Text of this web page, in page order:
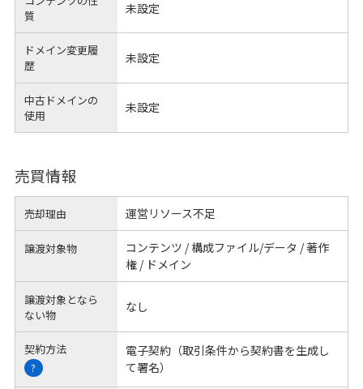
質
未設定
ドメイン変更履
歴
未設定
中古ドメインの
使用
未設定
売買情報
売却理由 運営リソース不足
譲渡対象物
コンテンツ / 構成ファイル/データ / 著作
権 / ドメイン
譲渡対象となら
ない物
なし
契約方法
?
電子契約（取引条件から契約書を生成し
て署名）